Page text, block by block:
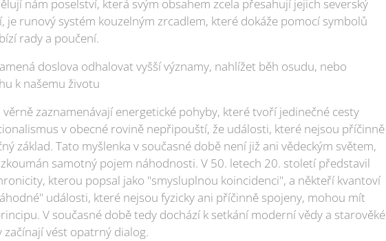
nám poselství, která svým obsahem zcela přesahují jejich severský
runový systém kouzelným zrcadlem, které dokáže pomocí symbolů
rady a poučení.
doslova odhalovat vyšší významy, nahlížet běh osudu, nebo
k našemu životu
zaznamenávají energetické pohyby, které tvoří jedinečné cesty
v obecné rovině nepřipouští, že události, které nejsou příčinně
základ. Tato myšlenka v současné době není již ani vědeckým světem,
samotný pojem náhodnosti. V 50. letech 20. století představil
kterou popsal jako "smysluplnou koincidenci", a někteří kvantoví
události, které nejsou fyzicky ani příčinně spojeny, mohou mít
V současné době tedy dochází k setkání moderní vědy a starověké
vést opatrný dialog.